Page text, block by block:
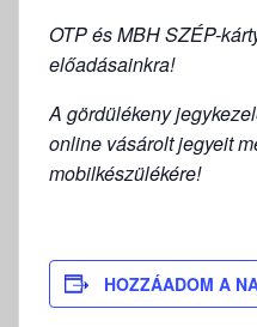
OTP és MBH SZÉP-
előadásainkra!
A gördülékeny
online vásárolt jegyeit
mobilkészülékére!
HOZZÁADOM A